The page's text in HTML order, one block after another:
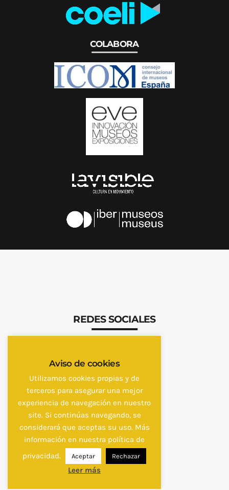
COLABORA
REDES SOCIALES
Aviso de cookies
Utilizamos cookies propias y de
terceros para asegurar una mejor
experiencia de navegación en nuestro
site. Si continúas navegando, se
considerará que aceptas su uso. Más
información en nuestra política de
privacidad.
Aceptar Rechazar
Leer más